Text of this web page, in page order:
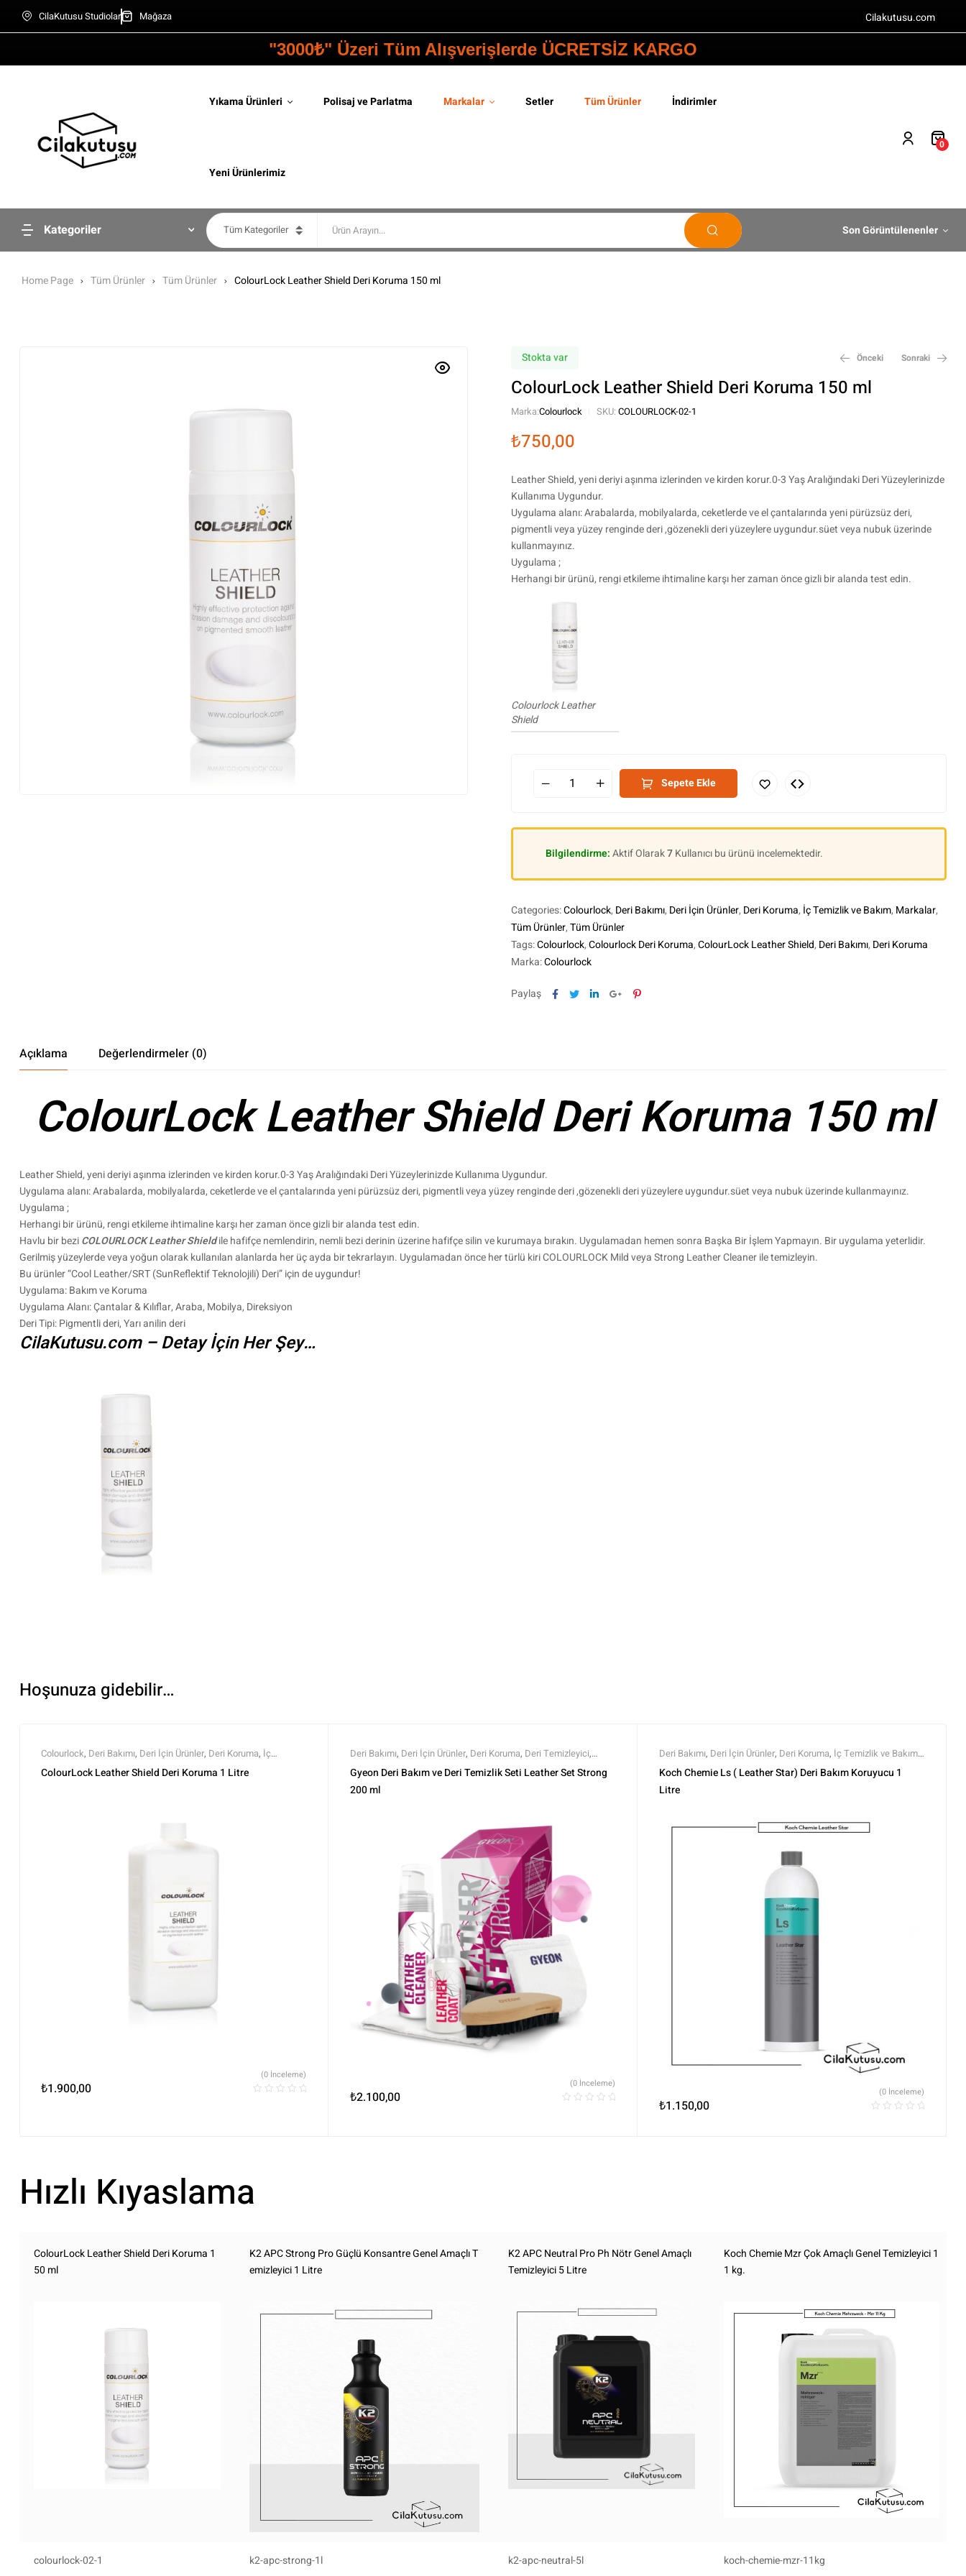
CilaKutusu Studiolar Mağaza Cilakutusu.com
"3000₺" Üzeri Tüm Alışverişlerde ÜCRETSİZ KARGO
Yıkama Ürünleri Polisaj ve Parlatma Markalar Setler Tüm Ürünler İndirimler
Yeni Ürünlerimiz
0
Kategoriler Tüm Kategoriler Son Görüntülenenler
Home Page Tüm Ürünler Tüm Ürünler ColourLock Leather Shield Deri Koruma 150 ml
Stokta var Önceki Sonraki
ColourLock Leather Shield Deri Koruma 150 ml
Marka:Colourlock SKU: COLOURLOCK-02-1
₺750,00
Leather Shield, yeni deriyi aşınma izlerinden ve kirden korur.0-3 Yaş Aralığındaki Deri Yüzeylerinizde
Kullanıma Uygundur.
Uygulama alanı: Arabalarda, mobilyalarda, ceketlerde ve el çantalarında yeni pürüzsüz deri,
pigmentli veya yüzey renginde deri ,gözenekli deri yüzeylere uygundur.süet veya nubuk üzerinde
kullanmayınız.
Uygulama ;
Herhangi bir ürünü, rengi etkileme ihtimaline karşı her zaman önce gizli bir alanda test edin.
Colourlock Leather
Shield
Sepete Ekle
Bilgilendirme:Aktif Olarak7Kullanıcı bu ürünü incelemektedir.
Categories:Colourlock, Deri Bakımı, Deri İçin Ürünler, Deri Koruma, İç Temizlik ve Bakım, Markalar,
Tüm Ürünler,Tüm Ürünler
Tags:Colourlock,Colourlock Deri Koruma,ColourLock Leather Shield, Deri Bakımı, Deri Koruma
Marka:Colourlock
Paylaş Facebook
TwitterLinkedinGoogle+Pinterest
Açıklama Değerlendirmeler (0)
ColourLock Leather Shield Deri Koruma 150 ml
Leather Shield, yeni deriyi aşınma izlerinden ve kirden korur.0-3 Yaş Aralığındaki Deri Yüzeylerinizde Kullanıma Uygundur.
Uygulama alanı: Arabalarda, mobilyalarda, ceketlerde ve el çantalarında yeni pürüzsüz deri, pigmentli veya yüzey renginde deri ,gözenekli deri yüzeylere uygundur.süet veya nubuk üzerinde kullanmayınız.
Uygulama ;
Herhangi bir ürünü, rengi etkileme ihtimaline karşı her zaman önce gizli bir alanda test edin.
Havlu bir beziCOLOURLOCK Leather Shieldile hafifçe nemlendirin, nemli bezi derinin üzerine hafifçe silin ve kurumaya bırakın. Uygulamadan hemen sonra Başka Bir İşlem Yapmayın. Bir uygulama yeterlidir.
Gerilmiş yüzeylerde veya yoğun olarak kullanılan alanlarda her üç ayda bir tekrarlayın. Uygulamadan önce her türlü kiri COLOURLOCK Mild veya Strong Leather Cleaner ile temizleyin.
Bu ürünler “Cool Leather/SRT (SunReflektif Teknolojili) Deri” için de uygundur!
Uygulama: Bakım ve Koruma
Uygulama Alanı: Çantalar & Kılıflar, Araba, Mobilya, Direksiyon
Deri Tipi: Pigmentli deri, Yarı anilin deri
CilaKutusu.com – Detay İçin Her Şey…
Hoşunuza gidebilir…
Colourlock, Deri Bakımı, Deri İçin Ürünler, Deri Koruma, İç
Temizlik ve Bakım,Markalar, Tüm Ürünler,Tüm Ürünler
ColourLock Leather Shield Deri Koruma 1 Litre
₺1.900,00
(0 İnceleme)
Deri Bakımı, Deri İçin Ürünler, Deri Koruma, Deri Temizleyici,
Gyeon, İç bakım ve Temizlik Setleri,İç Temizlik ve Bakım,
Markalar
Gyeon Deri Bakım ve Deri Temizlik Seti Leather Set Strong
200 ml
₺2.100,00
(0 İnceleme)
Deri Bakımı, Deri İçin Ürünler, Deri Koruma, İç Temizlik ve Bakım,
Koch Chemie,Markalar,Tüm Ürünler,Tüm Ürünler
Koch Chemie Ls ( Leather Star) Deri Bakım Koruyucu 1
Litre
₺1.150,00
(0 İnceleme)
Hızlı Kıyaslama
ColourLock Leather Shield Deri Koruma 1
50 ml
K2 APC Strong Pro Güçlü Konsantre Genel Amaçlı T
emizleyici 1 Litre
K2 APC Neutral Pro Ph Nötr Genel Amaçlı
Temizleyici 5 Litre
Koch Chemie Mzr Çok Amaçlı Genel Temizleyici 1
1 kg.
colourlock-02-1 k2-apc-strong-1l k2-apc-neutral-5l koch-chemie-mzr-11kg